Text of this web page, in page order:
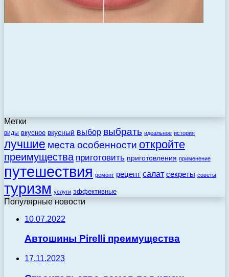
Метки
виды вкусное вкусный выбор выбрать идеальное история
лучшие места особенности откройте
преимущества приготовить приготовления применение
путешествия ремонт рецепт салат секреты советы
туризм услуги эффективные
Популярные новости
10.07.2022
Автошины Pirelli преимущества
17.11.2023